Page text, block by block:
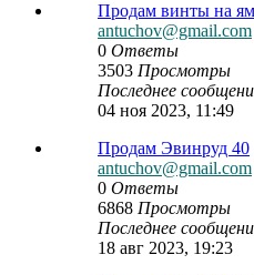
Продам винты на
antuchov@gmail.com
0 Ответы
3503 Просмотры
Последнее
04 ноя 2023, 11:49
Продам Эвинруд 40
antuchov@gmail.com
0 Ответы
6868 Просмотры
Последнее
18 авг 2023, 19:23